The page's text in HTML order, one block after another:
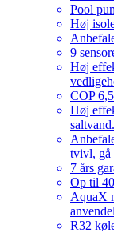
Pool
Høj
9
Høj
COP
Høj
saltvand.
tvivl, gå
7 års
Op til
AquaX
R32